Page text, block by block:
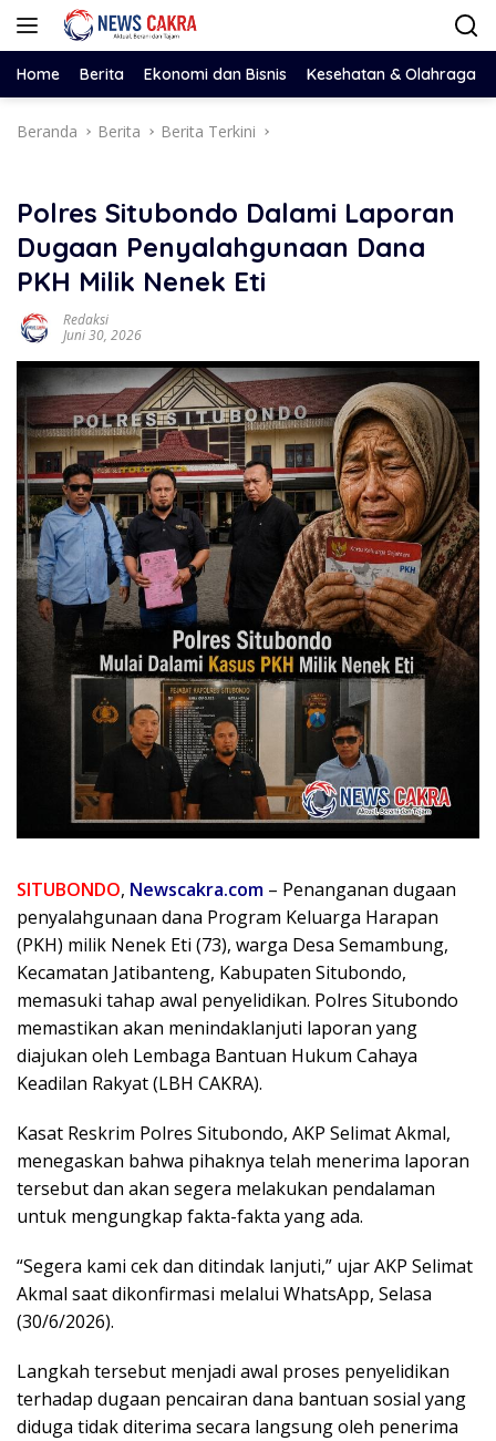
Langsung
Home Berita Ekonomi dan Bisnis Kesehatan & Olahraga
Beranda Berita Berita Terkini
Polres Situbondo Dalami Laporan
Dugaan Penyalahgunaan Dana
PKH Milik Nenek Eti
Redaksi
Juni 30, 2026
SITUBONDO, Newscakra.com – Penanganan dugaan
penyalahgunaan dana Program Keluarga Harapan
(PKH) milik Nenek Eti (73), warga Desa Semambung,
Kecamatan Jatibanteng, Kabupaten Situbondo,
memasuki tahap awal penyelidikan. Polres Situbondo
memastikan akan menindaklanjuti laporan yang
diajukan oleh Lembaga Bantuan Hukum Cahaya
Keadilan Rakyat (LBH CAKRA).
Kasat Reskrim Polres Situbondo, AKP Selimat Akmal,
menegaskan bahwa pihaknya telah menerima laporan
tersebut dan akan segera melakukan pendalaman
untuk mengungkap fakta-fakta yang ada.
“Segera kami cek dan ditindak lanjuti,” ujar AKP Selimat
Akmal saat dikonfirmasi melalui WhatsApp, Selasa
(30/6/2026).
Langkah tersebut menjadi awal proses penyelidikan
terhadap dugaan pencairan dana bantuan sosial yang
diduga tidak diterima secara langsung oleh penerima